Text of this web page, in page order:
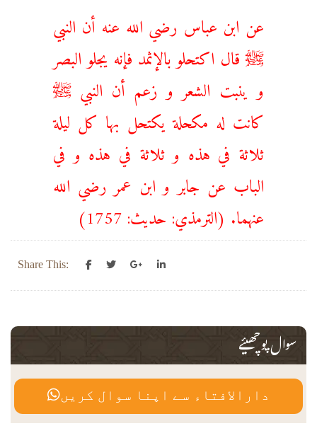
عن ابن عباس رضي الله عنه أن النبي
ﷺ قال اكتحلو بالإثمد فإنه يجلو البصر
و ينبت الشعر و زعم أن النبي ﷺ
كانت له مكحلة يكتحل بها كل ليلة
ثلاثة في هذه و ثلاثة في هذه و في
الباب عن جابر و ابن عمر رضي الله
عنهما. (الترمذي: حديث: 1757)
Share This:
سوال پوچھیئے
دارالافتاء سے اپنا سوال کریں